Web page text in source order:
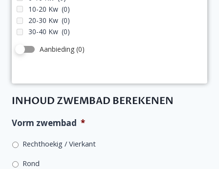
10-20 Kw (0)
20-30 Kw (0)
30-40 Kw (0)
Aanbieding (0)
INHOUD ZWEMBAD BEREKENEN
Vorm zwembad *
Rechthoekig / Vierkant
Rond